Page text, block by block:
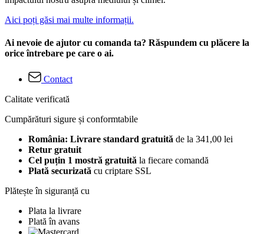
Aici poți găsi mai multe informații.
Ai nevoie de ajutor cu comanda ta? Răspundem cu plăcere la
orice întrebare pe care o ai.
Contact
Calitate verificată
Cumpărături sigure și conformtabile
România: Livrare standard gratuită de la 341,00 lei
Retur gratuit
Cel puțin 1 mostră gratuită la fiecare comandă
Plată securizată cu criptare SSL
Plătește în siguranță cu
Plata la livrare
Plată în avans